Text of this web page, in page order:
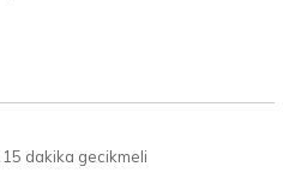
dakika gecikmeli